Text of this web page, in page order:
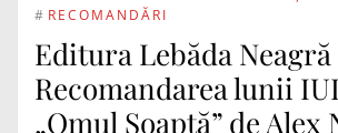
# RECOMANDĂRI
Editura Lebăda Neagră
Recomandarea lunii
„Omul Șoaptă” de Alex